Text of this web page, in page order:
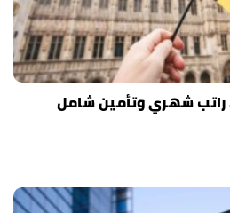
منحة بلجيكا 2027.. راتب شهري وتأمين شامل